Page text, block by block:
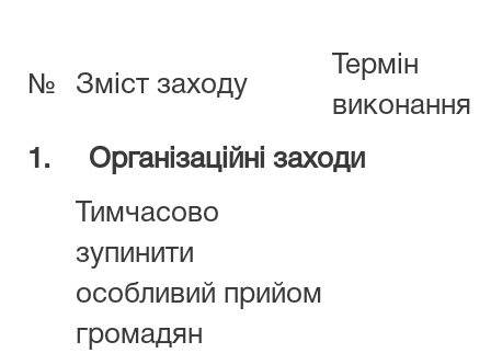
№ Зміст заходу
Термін
виконання
1. Організаційні заходи
Тимчасово
зупинити
особливий прийом
громадян